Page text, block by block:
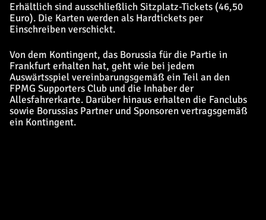
Erhältlich sind ausschließlich Sitzplatz-Tickets (46,50
Euro). Die Karten werden als Hardtickets per
Einschreiben verschickt.
Von dem Kontingent, das Borussia für die Partie in
Frankfurt erhalten hat, geht wie bei jedem
Auswärtsspiel vereinbarungsgemäß ein Teil an den
FPMG Supporters Club und die Inhaber der
Allesfahrerkarte. Darüber hinaus erhalten die Fanclubs
sowie Borussias Partner und Sponsoren vertragsgemäß
ein Kontingent.